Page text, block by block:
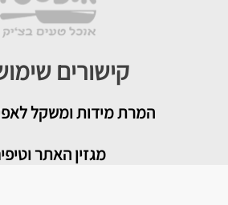
קישורים
המרת מידות ומשקל
מגזין האתר